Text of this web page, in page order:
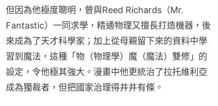
但因為他極度聰明，曾與Reed Richards（Mr.
Fantastic）一同求學，精通物理又擅長打造機器，後
來成為了天才科學家；加上從母親留下來的資料中學
習到魔法，這種「物（物理學）魔（魔法）雙修」的
設定，令他極其強大。漫畫中他更統治了拉托維利亞
成為獨裁者，但把國家治理得井井有條。